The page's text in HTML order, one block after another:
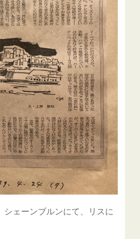
ェーンブルンにて、リスに